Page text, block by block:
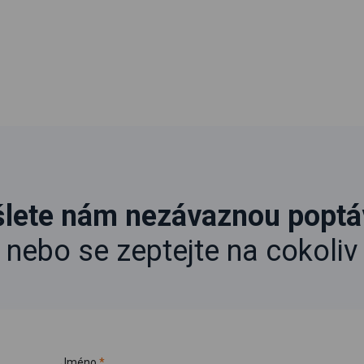
nám nezávaznou
nebo se zeptejte na cokoliv